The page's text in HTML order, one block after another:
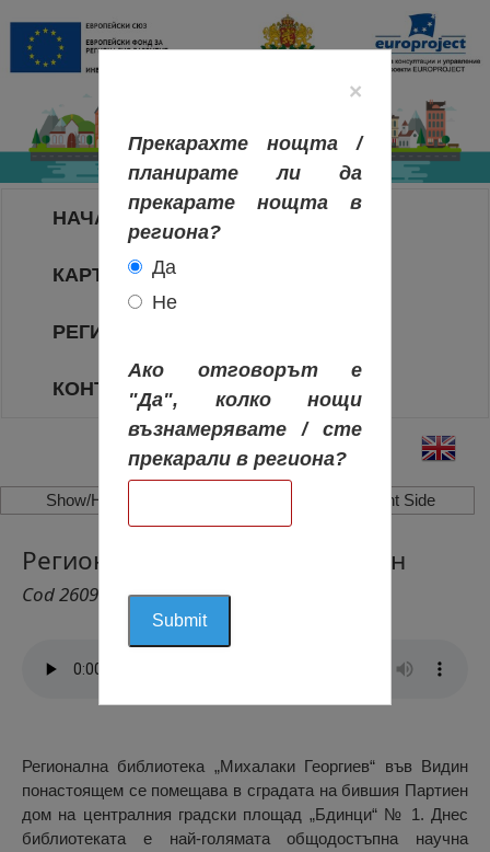
НАЧАЛО
КАРТА НА РЕГИОНИТЕ
РЕГИОНИ
КОНТАКТИ
Show/Hide Left Side Show/Hide Right Side
Регионална Библиотека, Видин
Cod 2609
Регионална библиотека „Михалаки Георгиев“ във Видин
понастоящем се помещава в сградата на бившия Партиен
дом на централния градски площад „Бдинци“ № 1. Днес
библиотеката е най-голямата общодостъпна научна
×
Прекарахте нощта /
планирате ли да
прекарате нощта в
региона?
Да
Не
Ако отговорът е
"Да", колко нощи
възнамерявате / сте
прекарали в региона?